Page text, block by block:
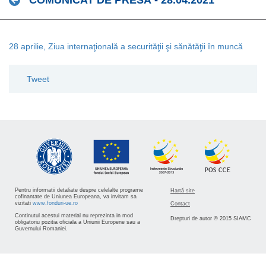
28 aprilie, Ziua internaţională a securităţii şi sănătăţii în muncă
Tweet
Pentru informatii detaliate despre celelalte programe
cofinantate de Uniunea Europeana, va invitam sa
vizitati www.fonduri-ue.ro
Continutul acestui material nu reprezinta in mod
obligatoriu pozitia oficiala a Uniunii Europene sau a
Guvernului Romaniei.
Hartă site
Contact
Drepturi de autor © 2015 SIAMC